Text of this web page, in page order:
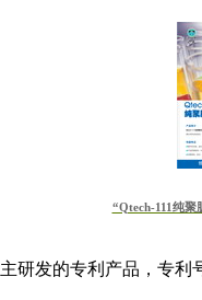
“Qtech-111纯聚
研发的专利产品，专